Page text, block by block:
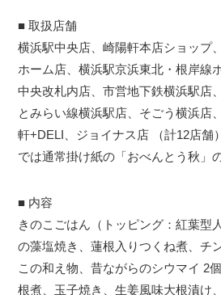
■ 取扱店舗
横浜駅中央店、崎陽軒本店ショップ
ホーム店、横浜駅京浜東北・根岸線
中央改札内店、市営地下鉄横浜駅店
とみらい線横浜駅店、そごう横浜店
軒+DELI、ジョイナス店 （計12店
では通常掛け紙の「おべんとう秋」
■ 内容
きのこごはん（トッピング：紅葉型
の藻塩焼き、蓮根入りつくね煮、チ
この和え物、昔ながらのシウマイ 2
根煮、玉子焼き、生姜風味大根漬け